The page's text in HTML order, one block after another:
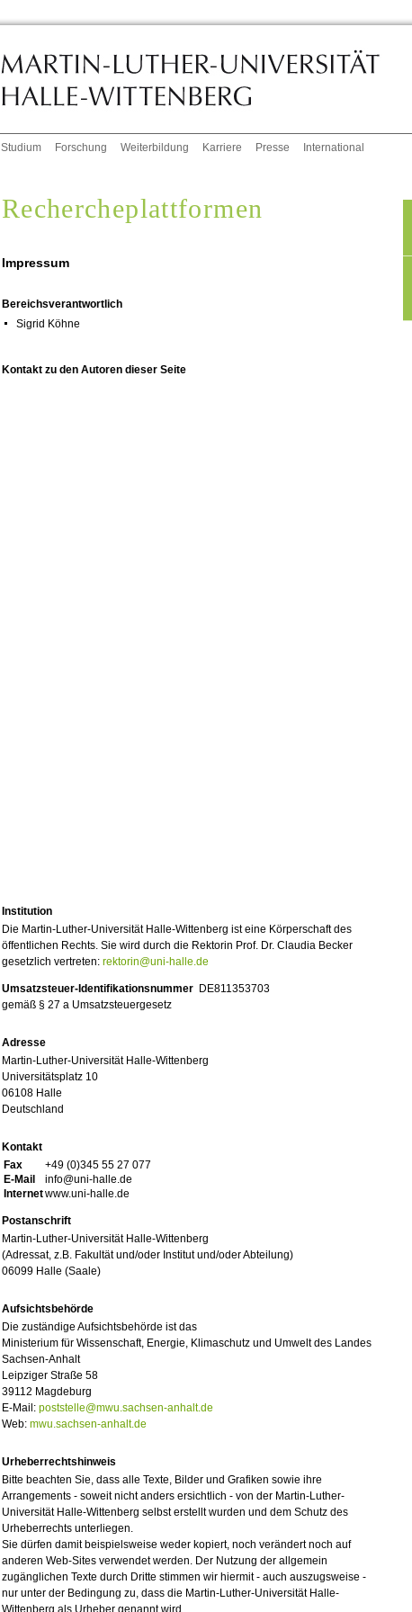
Studium Forschung Weiterbildung Karriere Presse International
Rechercheplattformen
Impressum
Bereichsverantwortlich
Sigrid Köhne
Kontakt zu den Autoren dieser Seite
Institution
Die Martin-Luther-Universität Halle-Wittenberg ist eine Körperschaft des
öffentlichen Rechts. Sie wird durch die Rektorin Prof. Dr. Claudia Becker
gesetzlich vertreten: rektorin@uni-halle.de
Umsatzsteuer-Identifikationsnummer DE811353703
gemäß § 27 a Umsatzsteuergesetz
Adresse
Martin-Luther-Universität Halle-Wittenberg
Universitätsplatz 10
06108 Halle
Deutschland
Kontakt
Fax
+49 (0)345 55 27 077
E-Mail
info@uni-halle.de
Internetwww.uni-halle.de
Postanschrift
Martin-Luther-Universität Halle-Wittenberg
(Adressat, z.B. Fakultät und/oder Institut und/oder Abteilung)
06099 Halle (Saale)
Aufsichtsbehörde
Die zuständige Aufsichtsbehörde ist das
Ministerium für Wissenschaft, Energie, Klimaschutz und Umwelt des Landes
Sachsen-Anhalt
Leipziger Straße 58
39112 Magdeburg
E-Mail: poststelle@mwu.sachsen-anhalt.de
Web: mwu.sachsen-anhalt.de
Urheberrechtshinweis
Bitte beachten Sie, dass alle Texte, Bilder und Grafiken sowie ihre
Arrangements - soweit nicht anders ersichtlich - von der Martin-Luther-
Universität Halle-Wittenberg selbst erstellt wurden und dem Schutz des
Urheberrechts unterliegen.
Sie dürfen damit beispielsweise weder kopiert, noch verändert noch auf
anderen Web-Sites verwendet werden. Der Nutzung der allgemein
zugänglichen Texte durch Dritte stimmen wir hiermit - auch auszugsweise -
nur unter der Bedingung zu, dass die Martin-Luther-Universität Halle-